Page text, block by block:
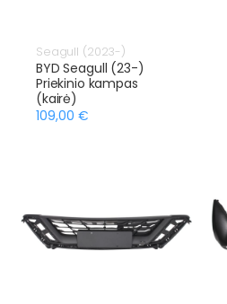
Seagull (2023-)
BYD Seagull (23-)
Priekinio kampas
(kairė)
109,00 €